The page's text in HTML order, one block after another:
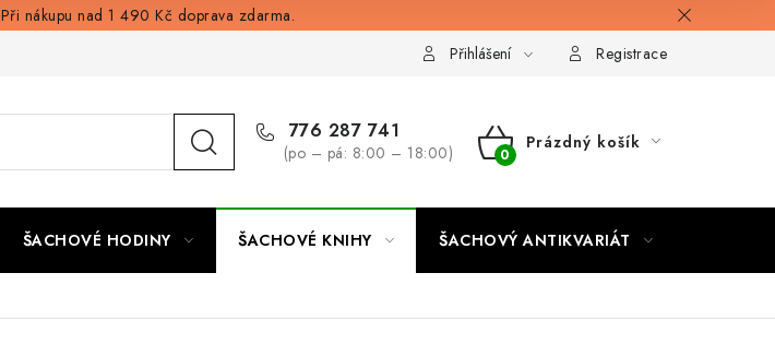
Při nákupu nad 1 490 Kč doprava zdarma.
Přihlášení Registrace
776 287 741
(po – pá: 8:00 – 18:00)
NÁKUPNÍ
Prázdný košík
ŠACHOVÉ HODINY ŠACHOVÉ KNIHY ŠACHOVÝ ANTIKVARIÁT